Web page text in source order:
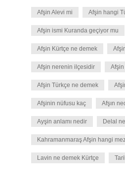
Afşin Alevi mi Afşin hangi
Afşin ismi Kuranda geçiyor mu
Afşin Kürtçe ne demek
Afşin nerenin ilçesidir
Afşin Türkçe ne demek
Afşinin nüfusu kaç Afşın
Ayşin anlamı nedir Delal
Kahramanmaraş Afşin hangi
Lavin ne demek Kürtçe